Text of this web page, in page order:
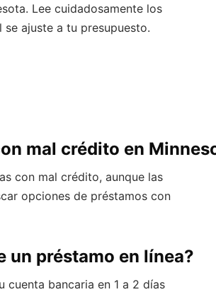
Lee cuidadosamente los
ajuste a tu presupuesto.
mal crédito en
con mal crédito, aunque las
opciones de préstamos con
un préstamo en línea?
cuenta bancaria en 1 a 2 días